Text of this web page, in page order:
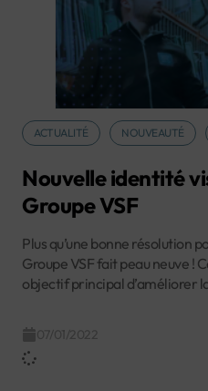
ACTUALITÉ NOUVEAUTÉ
Nouvelle identité
Groupe VSF
Plus qu’une bonne résolution
Groupe VSF fait peau neuve !
objectif principal d’améliorer